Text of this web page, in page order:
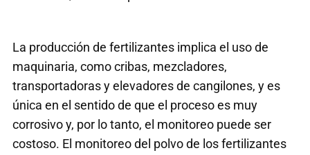
La producción de fertilizantes implica el uso de
maquinaria, como cribas, mezcladores,
transportadoras y elevadores de cangilones, y es
única en el sentido de que el proceso es muy
corrosivo y, por lo tanto, el monitoreo puede ser
costoso. El monitoreo del polvo de los fertilizantes